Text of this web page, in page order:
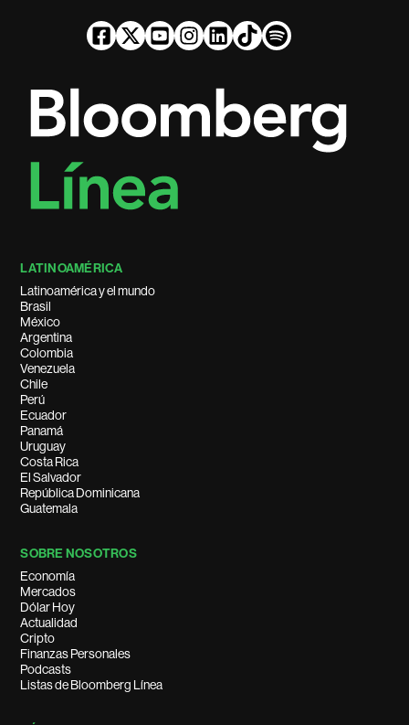
LATINOAMÉRICA
Latinoamérica y el mundo
Brasil
México
Argentina
Colombia
Venezuela
Chile
Perú
Ecuador
Panamá
Uruguay
Costa Rica
El Salvador
República Dominicana
Guatemala
SOBRE NOSOTROS
Economía
Mercados
Dólar Hoy
Actualidad
Cripto
Finanzas Personales
Podcasts
Listas de Bloomberg Línea